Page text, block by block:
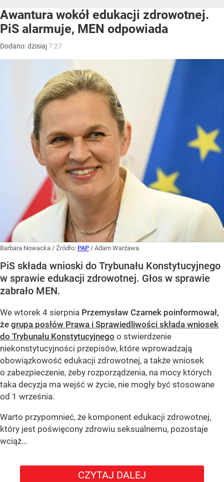
Awantura wokół edukacji zdrowotnej.
PiS alarmuje, MEN odpowiada
Dodano:dzisiaj7:27
Barbara Nowacka / Źródło: PAP / Adam Warżawa
PiS składa wnioski do Trybunału Konstytucyjnego
w sprawie edukacji zdrowotnej. Głos w sprawie
zabrało MEN.
We wtorek 4 sierpnia Przemysław Czarnek poinformował,
że grupa posłów Prawa i Sprawiedliwości składa wniosek
do Trybunału Konstytucyjnego o stwierdzenie
niekonstytucyjności przepisów, które wprowadzają
obowiązkowość edukacji zdrowotnej, a także wniosek
o zabezpieczenie, żeby rozporządzenia, na mocy których
taka decyzja ma wejść w życie, nie mogły być stosowane
od 1 września.
Warto przypomnieć, że komponent edukacji zdrowotnej,
który jest poświęcony zdrowiu seksualnemu, pozostaje
wciąż...
CZYTAJ DALEJ